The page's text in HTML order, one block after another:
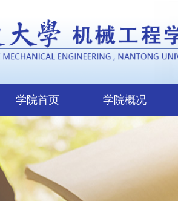
学院首页 学院概况